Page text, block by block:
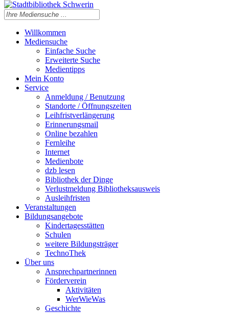
Willkommen
Mediensuche
Einfache Suche
Erweiterte Suche
Medientipps
Mein Konto
Service
Anmeldung / Benutzung
Standorte / Öffnungszeiten
Leihfristverlängerung
Erinnerungsmail
Online bezahlen
Fernleihe
Internet
Medienbote
dzb lesen
Bibliothek der Dinge
Verlustmeldung Bibliotheksausweis
Ausleihfristen
Veranstaltungen
Bildungsangebote
Kindertagesstätten
Schulen
weitere Bildungsträger
TechnoThek
Über uns
Ansprechpartnerinnen
Förderverein
Aktivitäten
WerWieWas
Geschichte